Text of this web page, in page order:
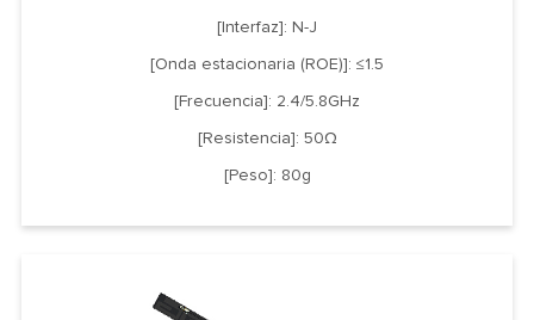
[Interfaz]: N-J
[Onda estacionaria (ROE)]: ≤1.5
[Frecuencia]: 2.4/5.8GHz
[Resistencia]: 50Ω
[Peso]: 80g